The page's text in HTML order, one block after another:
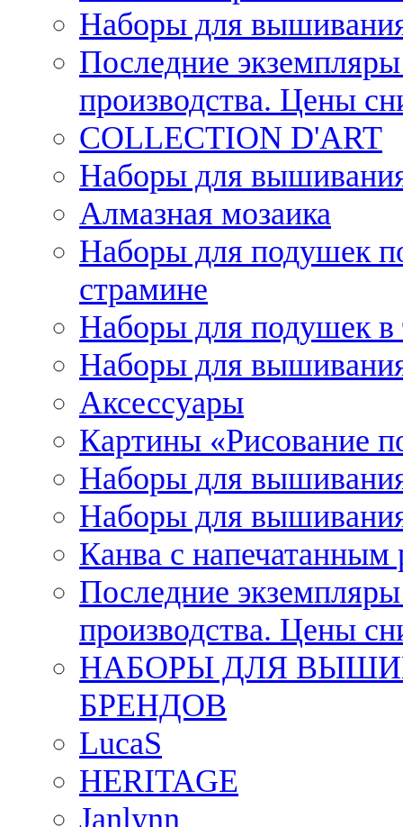
Наборы для
Последние
производства. Цены
COLLECTION D'ART
Наборы для
Алмазная мозаика
Наборы для подушек
страмине
Наборы для подушек в
Наборы для
Аксессуары
Картины «Рисование
Наборы для
Наборы для
Канва с напечатанным
Последние
производства. Цены
НАБОРЫ ДЛЯ
БРЕНДОВ
LucaS
HERITAGE
Janlynn